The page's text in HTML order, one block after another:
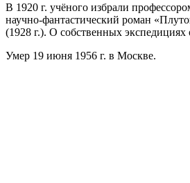
В 1920 г. учёного избрали
научно-фантастический роман
(1928 г.). О собственных
Умер 19 июня 1956 г. в Москве.